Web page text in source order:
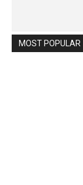
MOST POPULAR